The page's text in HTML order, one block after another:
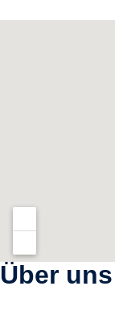
Über uns